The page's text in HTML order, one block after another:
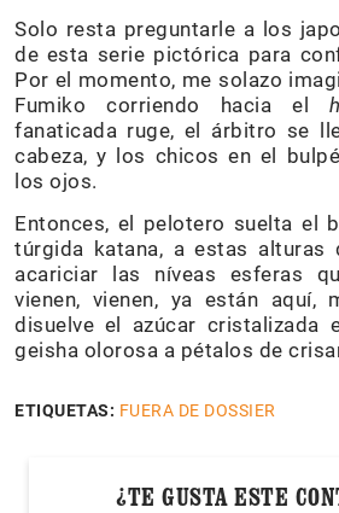
Solo resta preguntarle a los
de esta serie pictórica para
Por el momento, me solazo
Fumiko corriendo hacia el
fanaticada ruge, el árbitro se
cabeza, y los chicos en el
los ojos.
Entonces, el pelotero suelta el
túrgida katana, a estas
acariciar las níveas esferas
vienen, vienen, ya están aquí,
disuelve el azúcar cristalizada
geisha olorosa a pétalos de
ETIQUETAS: FUERA DE DOSSIER
¿TE GUSTA ESTE